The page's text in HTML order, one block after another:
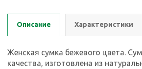
Описание Характеристики
Женская сумка бежевого цвета.
качества, изготовлена из